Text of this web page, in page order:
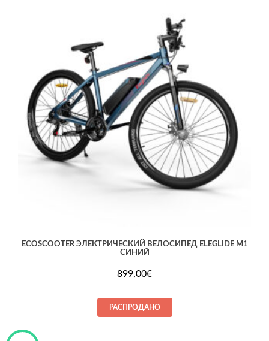
ECOSCOOTER ЭЛЕКТРИЧЕСКИЙ ВЕЛОСИПЕД ELEGLIDE M1
СИНИЙ
899,00€
РАСПРОДАНО